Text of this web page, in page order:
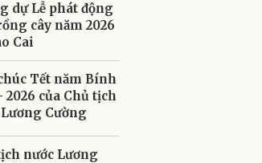
dự Lễ phát động
cây năm 2026
Cai
Tết năm Bính
2026 của Chủ tịch
Cường
nước Lương